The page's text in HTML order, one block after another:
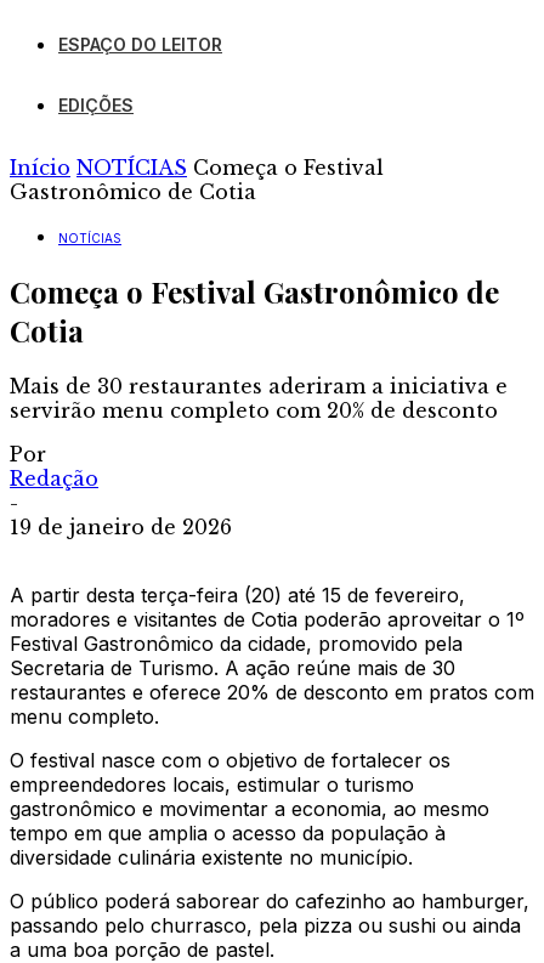
ESPAÇO DO LEITOR
EDIÇÕES
Início NOTÍCIAS Começa o Festival
Gastronômico de Cotia
NOTÍCIAS
Começa o Festival Gastronômico de
Cotia
Mais de 30 restaurantes aderiram a iniciativa e
servirão menu completo com 20% de desconto
Por
Redação
-
19 de janeiro de 2026
A partir desta terça-feira (20) até 15 de fevereiro,
moradores e visitantes de Cotia poderão aproveitar o 1º
Festival Gastronômico da cidade, promovido pela
Secretaria de Turismo. A ação reúne mais de 30
restaurantes e oferece 20% de desconto em pratos com
menu completo.
O festival nasce com o objetivo de fortalecer os
empreendedores locais, estimular o turismo
gastronômico e movimentar a economia, ao mesmo
tempo em que amplia o acesso da população à
diversidade culinária existente no município.
O público poderá saborear do cafezinho ao hamburger,
passando pelo churrasco, pela pizza ou sushi ou ainda
a uma boa porção de pastel.